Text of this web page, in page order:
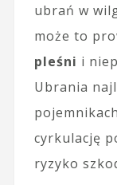
ubrań w
może to
pleśni i
Ubrania
cyrkulację
ryzyko